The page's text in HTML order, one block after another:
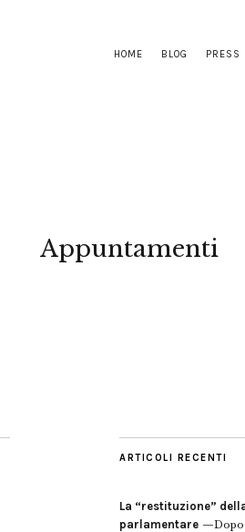
HOME BLOG PRESS
Appuntamenti
ARTICOLI RECENTI
La “restituzione”
parlamentare
Dopo